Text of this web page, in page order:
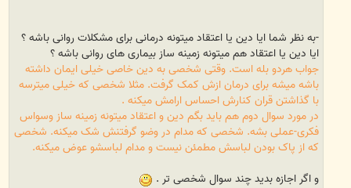
-به نظر شما ایا دین یا اعتقاد میتونه درمانی برای مشکلات روانی باشه ؟
ایا دین یا اعتقاد هم میتونه زمینه ساز بیماری های روانی باشه ؟
جواب هردو بله است. وقتی شخصی به دین خاصی خیلی ایمان داشته
باشه میشه برای درمان ازش کمک گرفت. مثلا شخصی که خیلی میترسه
با گذاشتن قران کنارش احساس ارامش میکنه .
در مورد سوال دوم هم باید بگم دین و اعتقاد میتونه زمینه ساز وسواس
فکری-عملی بشه. شخصی که مدام در وضو گرفتنش شک میکنه. شخصی
که از پاک بودن لباسش مطمئن نیست و مدام لباسشو عوض میکنه.
و اگر اجازه بدید چند سوال شخصی تر .